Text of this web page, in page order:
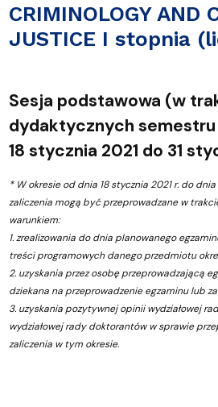
CRIMINOLOGY AND
JUSTICE I stopnia
Sesja podstawowa (w
dydaktycznych
18 stycznia 2021 do 31
* W okresie od dnia 18 stycznia 2021 r. do
zaliczenia mogą być przeprowadzane w
warunkiem:
1. zrealizowania do dnia planowanego
treści programowych danego przedmiotu
2. uzyskania przez osobę przeprowadzającą
dziekana na przeprowadzenie egzaminu lub
3. uzyskania pozytywnej opinii wydziałowej
wydziałowej rady doktorantów w sprawie
zaliczenia w tym okresie.